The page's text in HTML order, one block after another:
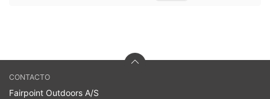
CONTACTO
Fairpoint Outdoors A/S